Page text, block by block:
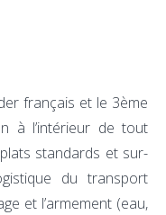
français et le 3ème
à l’intérieur de tout
standards et sur-
du transport
et l’armement (eau,